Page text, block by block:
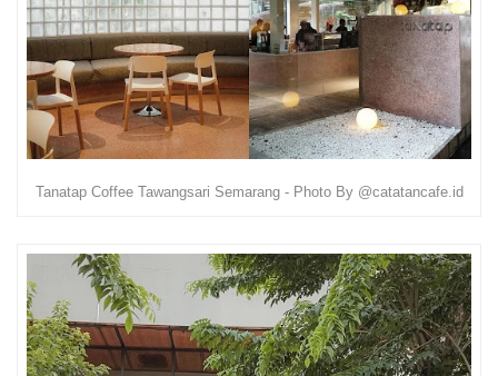
Tanatap Coffee Tawangsari Semarang - Photo By @catatancafe.id